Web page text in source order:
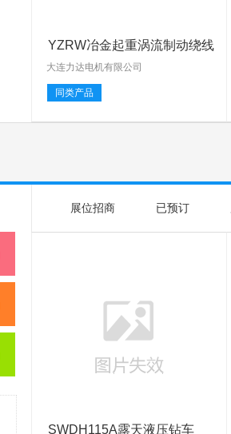
YZRW冶金起重涡流制动绕线
转子电
大连力达电机有限公司
同类产品
展位招商 已预订
SWDH115A露天液压钻车